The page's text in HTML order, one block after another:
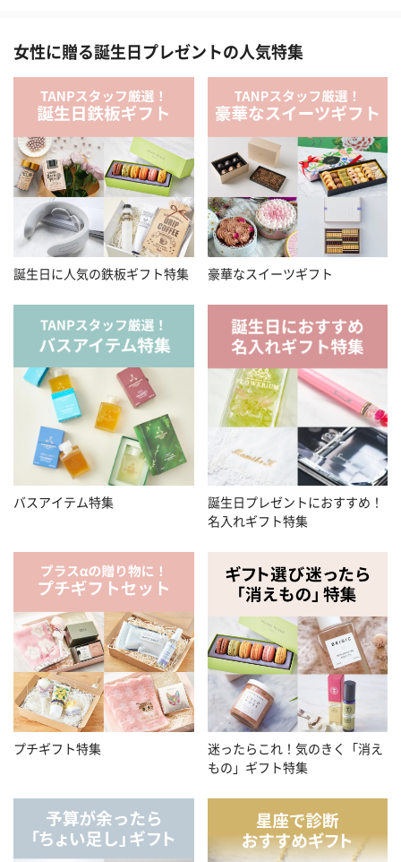
女性に贈る誕生日プレゼントの人気特集
誕生日に人気の鉄板ギフト特集 豪華なスイーツギフト
バスアイテム特集
誕生日プレゼントにおすすめ！
名入れギフト特集
プチギフト特集
迷ったらこれ！気のきく「消え
もの」ギフト特集